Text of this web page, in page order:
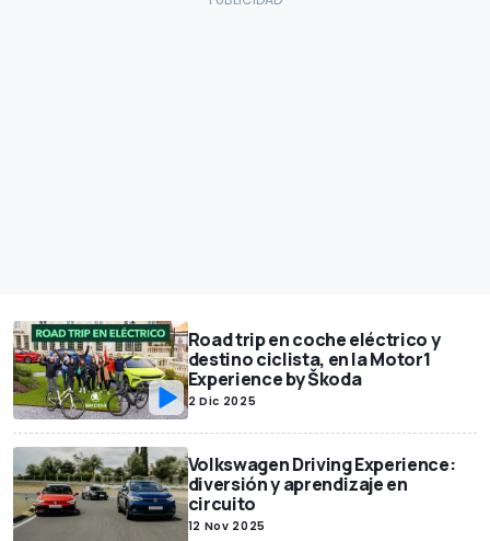
Road trip en coche eléctrico y
destino ciclista, en la Motor1
Experience by Škoda
2 Dic 2025
Volkswagen Driving Experience:
diversión y aprendizaje en
circuito
12 Nov 2025